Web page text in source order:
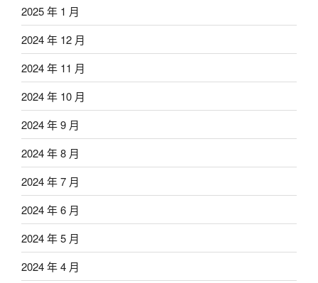
2025 年 1 月
2024 年 12 月
2024 年 11 月
2024 年 10 月
2024 年 9 月
2024 年 8 月
2024 年 7 月
2024 年 6 月
2024 年 5 月
2024 年 4 月